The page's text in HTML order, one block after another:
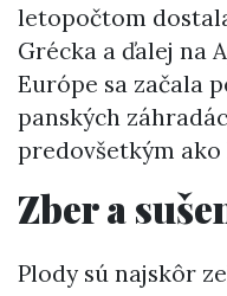
letopočtom
Grécka a ďalej na
Európe sa začala
panských
predovšetkým
Zber a
Plody sú najskôr